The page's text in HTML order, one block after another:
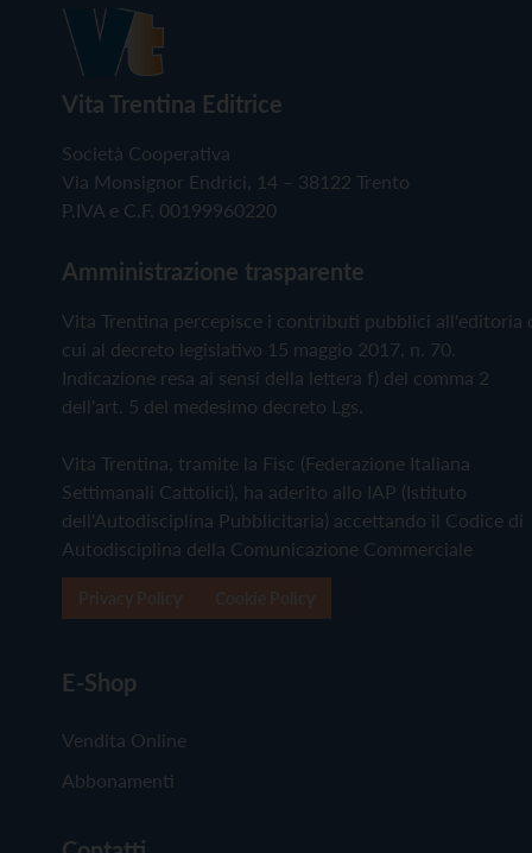
Vita Trentina Editrice
Società Cooperativa
Via Monsignor Endrici, 14 – 38122 Trento
P.IVA e C.F. 00199960220
Amministrazione trasparente
Vita Trentina percepisce i contributi pubblici all'editoria
cui al decreto legislativo 15 maggio 2017, n. 70.
Indicazione resa ai sensi della lettera f) del comma 2
dell'art. 5 del medesimo decreto Lgs.
Vita Trentina, tramite la Fisc (Federazione Italiana
Settimanali Cattolici), ha aderito allo IAP (Istituto
dell'Autodisciplina Pubblicitaria) accettando il Codice di
Autodisciplina della Comunicazione Commerciale
E-Shop
Vendita Online
Abbonamenti